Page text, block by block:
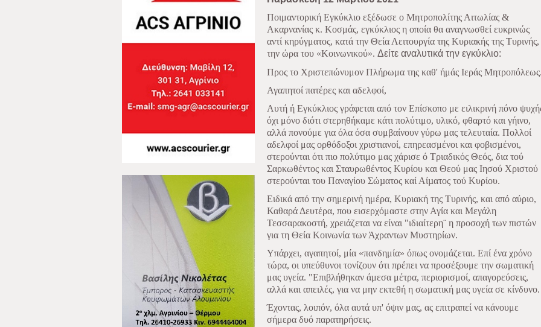
Ποιμαντορική Εγκύκλιο εξέδωσε ο Μητροπολίτης Αιτωλίας &
Ακαρνανίας κ. Κοσμάς, εγκύκλιος η οποία θα αναγνωσθεί ευκρινώς
αντί κηρύγματος, κατά την Θεία Λειτουργία της Κυριακής της Τυρινής,
την ώρα του «Κοινωνικού». Δείτε αναλυτικά την εγκύκλιο:
Προς το Χριστεπώνυμον Πλήρωμα της καθ' ήμάς Ιεράς
Αγαπητοί πατέρες και αδελφοί,
Αυτή ή Εγκύκλιος γράφεται από τον Επίσκοπο με ειλικρινή πόνο
όχι μόνο διότι στερηθήκαμε κάτι πολύτιμο, υλικό, φθαρτό και γήινο,
αλλά πονούμε για όλα όσα συμβαίνουν γύρω μας τελευταία. Πολλοί
αδελφοί μας ορθόδοξοι χριστιανοί, επηρεασμένοι και φοβισμένοι,
στερούνται ότι πιο πολύτιμο μας χάρισε ό Τριαδικός Θεός, δια τού
Σαρκωθέντος και Σταυρωθέντος Κυρίου και Θεού μας Ιησού Χριστού
στερούνται του Παναγίου Σώµατος καί Αίµατος τού Κυρίου.
Ειδικά από την σημερινή ημέρα, Κυριακή της Τυρινής, και από αύριο,
Καθαρά Δευτέρα, που εισερχόμαστε στην Αγία και Μεγάλη
Τεσσαρακοστή, χρειάζεται να είναι "ιδιαίτερη¨ η προσοχή των πιστών
για τη Θεία Κοινωνία των Άχραντων Μυστηρίων.
Υπάρχει, αγαπητοί, μία «πανδημία» όπως ονομάζεται. Επί ένα χρόνο
τώρα, οι υπεύθυνοι τονίζουν ότι πρέπει να προσέξουμε την σωματική
μας υγεία. "Επιβλήθηκαν άμεσα μέτρα, περιορισμοί, απαγορεύσεις,
αλλά και απειλές, για να μην εκτεθή η σωματική μας υγεία σε κίνδυνο.
Έχοντας, λοιπόν, όλα αυτά υπ' όψιν μας, ας επιτραπεί να κάνουμε
σήμερα δυό παρατηρήσεις.